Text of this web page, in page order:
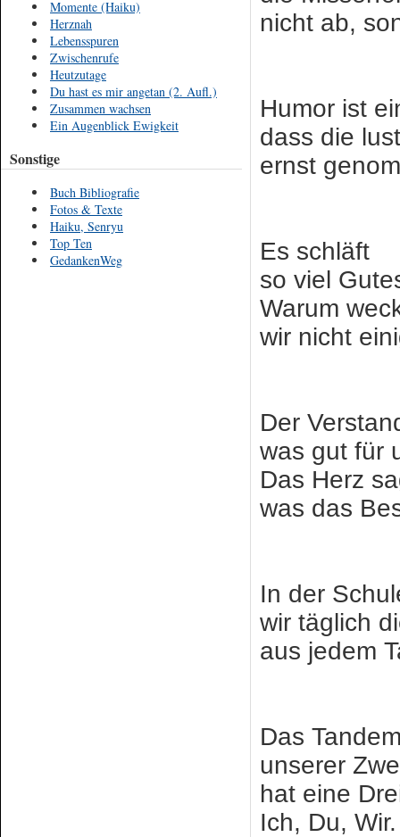
nicht ab,
Humor ist
dass die
ernst
Es schläft
so viel
Warum
wir nicht
Der
was gut für
Das Herz
was das
In der
wir täglich
aus jedem
Das
unserer
hat eine
Ich, Du, Wir.
Momente (Haiku)
Herznah
Lebensspuren
Zwischenrufe
Heutzutage
Du hast es mir angetan (2. Aufl.)
Zusammen wachsen
Ein Augenblick Ewigkeit
Sonstige
Buch Bibliografie
Fotos & Texte
Haiku, Senryu
Top Ten
GedankenWeg